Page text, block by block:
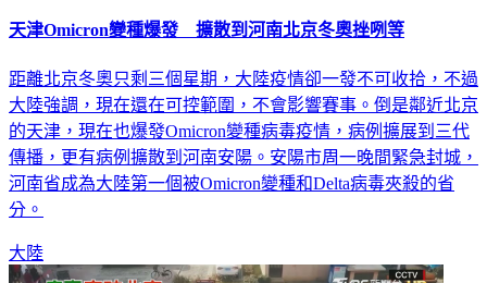
天津Omicron變種爆發 擴散到河南北京冬奧挫咧等
距離北京冬奧只剩三個星期，大陸疫情卻一發不可收拾，不過
大陸強調，現在還在可控範圍，不會影響賽事。倒是鄰近北京
的天津，現在也爆發Omicron變種病毒疫情，病例擴展到三代
傳播，更有病例擴散到河南安陽。安陽市周一晚間緊急封城，
河南省成為大陸第一個被Omicron變種和Delta病毒夾殺的省
分。
大陸